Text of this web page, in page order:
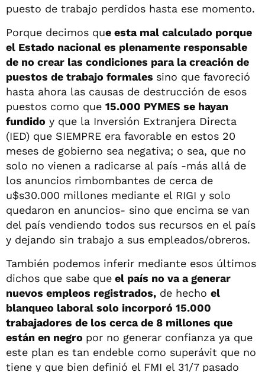
puesto de trabajo perdidos hasta ese momento.
Porque decimos que esta mal calculado porque
el Estado nacional es plenamente responsable
de no crear las condiciones para la creación de
puestos de trabajo formales sino que favoreció
hasta ahora las causas de destrucción de esos
puestos como que 15.000 PYMES se hayan
fundido y que la Inversión Extranjera Directa
(IED) que SIEMPRE era favorable en estos 20
meses de gobierno sea negativa; o sea, que no
solo no vienen a radicarse al país -más allá de
los anuncios rimbombantes de cerca de
u$s30.000 millones mediante el RIGI y solo
quedaron en anuncios- sino que encima se van
del país vendiendo todos sus recursos en el país
y dejando sin trabajo a sus empleados/obreros.
También podemos inferir mediante esos últimos
dichos que sabe que el país no va a generar
nuevos empleos registrados, de hecho el
blanqueo laboral solo incorporó 15.000
trabajadores de los cerca de 8 millones que
están en negro por no generar confianza ya que
este plan es tan endeble como superávit que no
tiene y que bien definió el FMI el 31/7 pasado